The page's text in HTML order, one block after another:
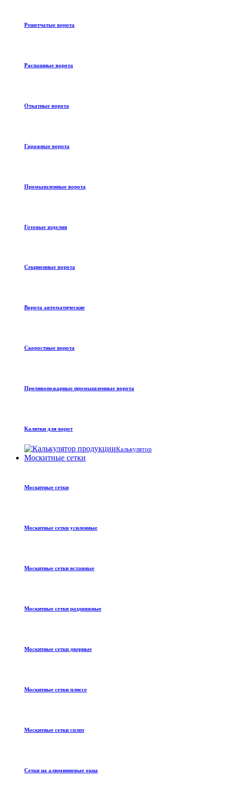
Решетчатые ворота
Распашные ворота
Откатные ворота
Гаражные ворота
Промышленные ворота
Готовые изделия
Секционные ворота
Ворота автоматические
Скоростные ворота
Противопожарные промышленные ворота
Калитки для ворот
Калькулятор
Москитные сетки
Москитные сетки
Москитные сетки усиленные
Москитные сетки вставные
Москитные сетки раздвижные
Москитные сетки дверные
Москитные сетки плиссе
Москитные сетки сплит
Сетки на алюминиевые окна